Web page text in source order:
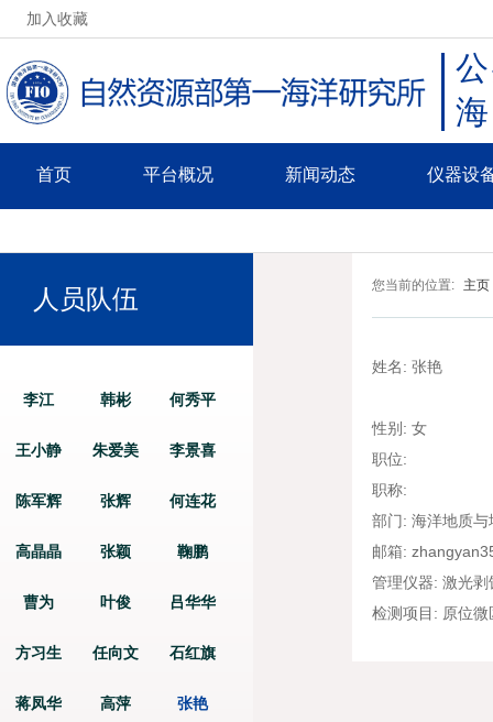
加入收藏
首页 平台概况 新闻动态 仪器设
人员队伍
李江 韩彬 何秀平
王小静 朱爱美 李景喜
陈军辉 张辉 何连花
高晶晶 张颖 鞠鹏
曹为 叶俊 吕华华
方习生 任向文 石红旗
蒋凤华 高萍 张艳
您当前的位置: 主页
姓名: 张艳
性别: 女
职位:
职称:
部门: 海洋地质与
邮箱:
管理仪器: 激光剥
检测项目: 原位